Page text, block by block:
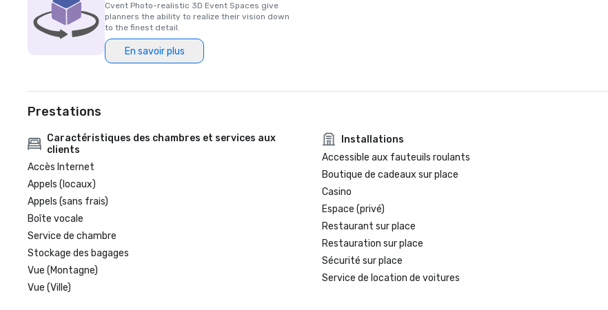
Cvent Photo-realistic 3D Event Spaces give
planners the ability to realize their vision down
to the finest detail.
En savoir plus
Prestations
Caractéristiques des chambres et services aux
clients
Accès Internet
Appels (locaux)
Appels (sans frais)
Boîte vocale
Service de chambre
Stockage des bagages
Vue (Montagne)
Vue (Ville)
Installations
Accessible aux fauteuils roulants
Boutique de cadeaux sur place
Casino
Espace (privé)
Restaurant sur place
Restauration sur place
Sécurité sur place
Service de location de voitures